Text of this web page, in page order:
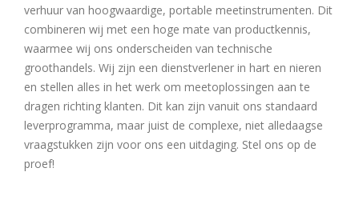
verhuur van hoogwaardige, portable meetinstrumenten. Dit
combineren wij met een hoge mate van productkennis,
waarmee wij ons onderscheiden van technische
groothandels. Wij zijn een dienstverlener in hart en nieren
en stellen alles in het werk om meetoplossingen aan te
dragen richting klanten. Dit kan zijn vanuit ons standaard
leverprogramma, maar juist de complexe, niet alledaagse
vraagstukken zijn voor ons een uitdaging. Stel ons op de
proef!